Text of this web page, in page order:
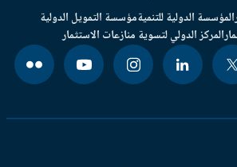
الدولية للتنميةمؤسسة التمويل الدولية
المركز الدولي لتسوية منازعات الاستثمار